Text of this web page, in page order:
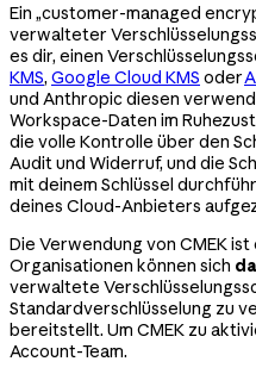
Ein „customer-managed
verwalteter
es dir, einen
KMS, Google Cloud KMS oder
und Anthropic diesen
Workspace-Daten im
die volle Kontrolle über den
Audit und Widerruf, und die
mit deinem Schlüssel
deines Cloud-Anbieters
Die Verwendung von CMEK
Organisationen können sich
verwaltete
Standardverschlüsselung zu
bereitstellt. Um CMEK zu
Account-Team.